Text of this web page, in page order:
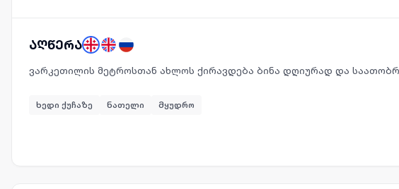
აღწერა
ვარკეთილის მეტროსთან ახლოს ქირავდება ბინა დღიურად და
ხედი ქუჩაზე ნათელი მყუდრო